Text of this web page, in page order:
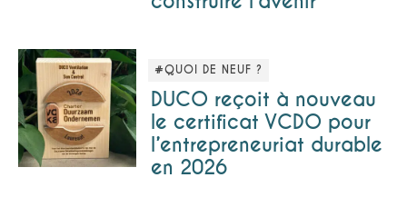
#QUOI DE NEUF ?
DUCO reçoit à nouveau
le certificat VCDO pour
l’entrepreneuriat durable
en 2026